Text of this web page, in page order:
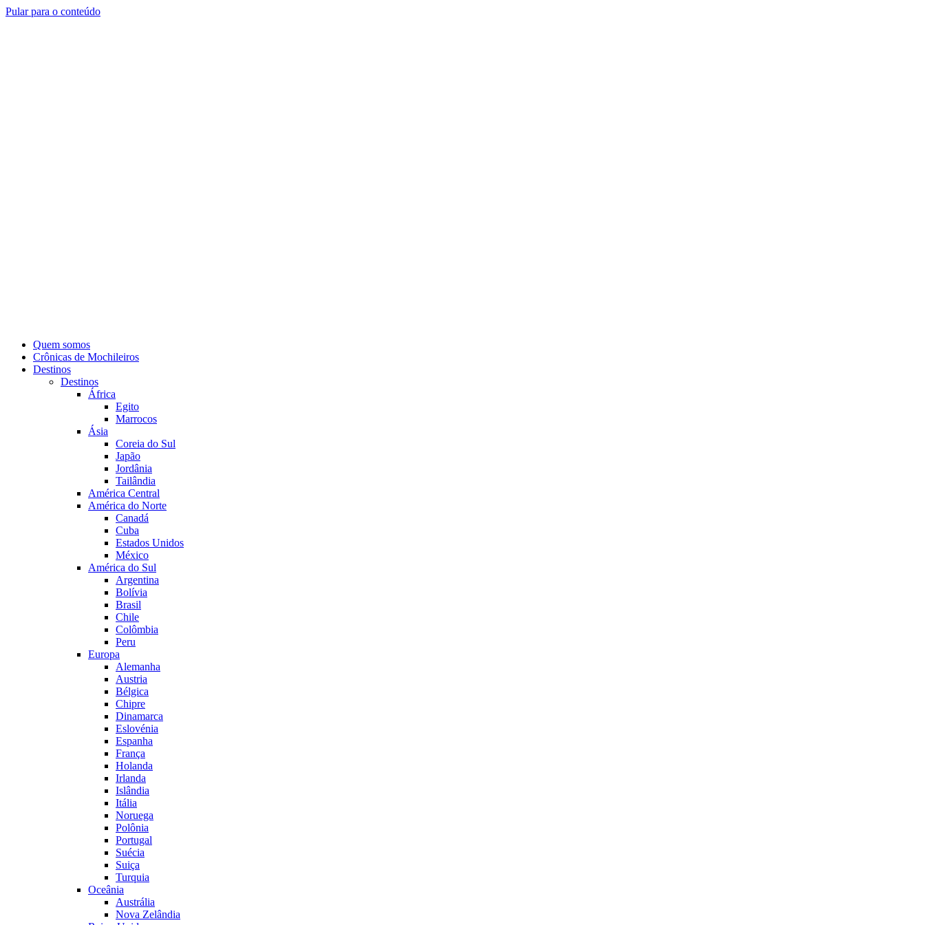
Pular para o conteúdo
Quem somos
Crônicas de Mochileiros
Destinos
Destinos
África
Egito
Marrocos
Ásia
Coreia do Sul
Japão
Jordânia
Tailândia
América Central
América do Norte
Canadá
Cuba
Estados Unidos
México
América do Sul
Argentina
Bolívia
Brasil
Chile
Colômbia
Peru
Europa
Alemanha
Austria
Bélgica
Chipre
Dinamarca
Eslovénia
Espanha
França
Holanda
Irlanda
Islândia
Itália
Noruega
Polônia
Portugal
Suécia
Suiça
Turquia
Oceânia
Austrália
Nova Zelândia